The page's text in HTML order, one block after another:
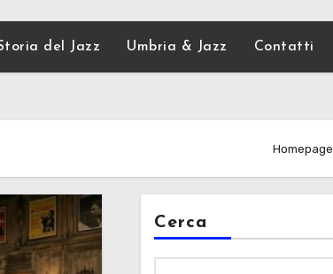
del Jazz Umbria & Jazz Contatti
Homepage
Cerca